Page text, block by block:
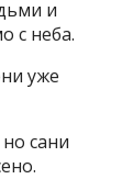
и
с неба.
уже
сани